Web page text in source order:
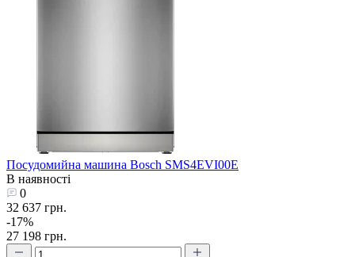
Посудомийна машина Bosch SMS4EVI00E
В наявності
0
32 637 грн.
-17%
27 198 грн.